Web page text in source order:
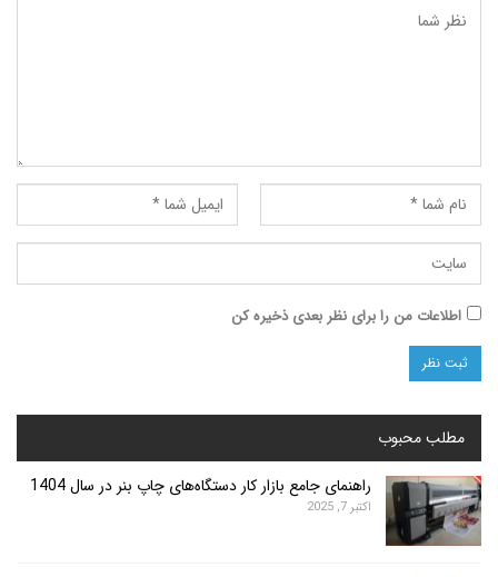
من را برای نظر بعدی ذخیره کن
راهنمای جامع بازار کار دستگاه‌های چاپ بنر در سال 1404
اکتبر 7, 2025